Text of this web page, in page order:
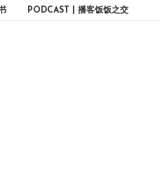
PODCAST | 播客饭饭之交